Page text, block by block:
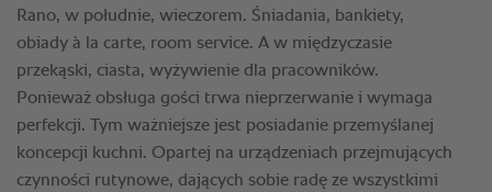
Rano, w południe, wieczorem. Śniadania, bankiety,
obiady à la carte, room service. A w międzyczasie
przekąski, ciasta, wyżywienie dla pracowników.
Ponieważ obsługa gości trwa nieprzerwanie i wymaga
perfekcji. Tym ważniejsze jest posiadanie przemyślanej
koncepcji kuchni. Opartej na urządzeniach przejmujących
czynności rutynowe, dających sobie radę ze wszystkimi